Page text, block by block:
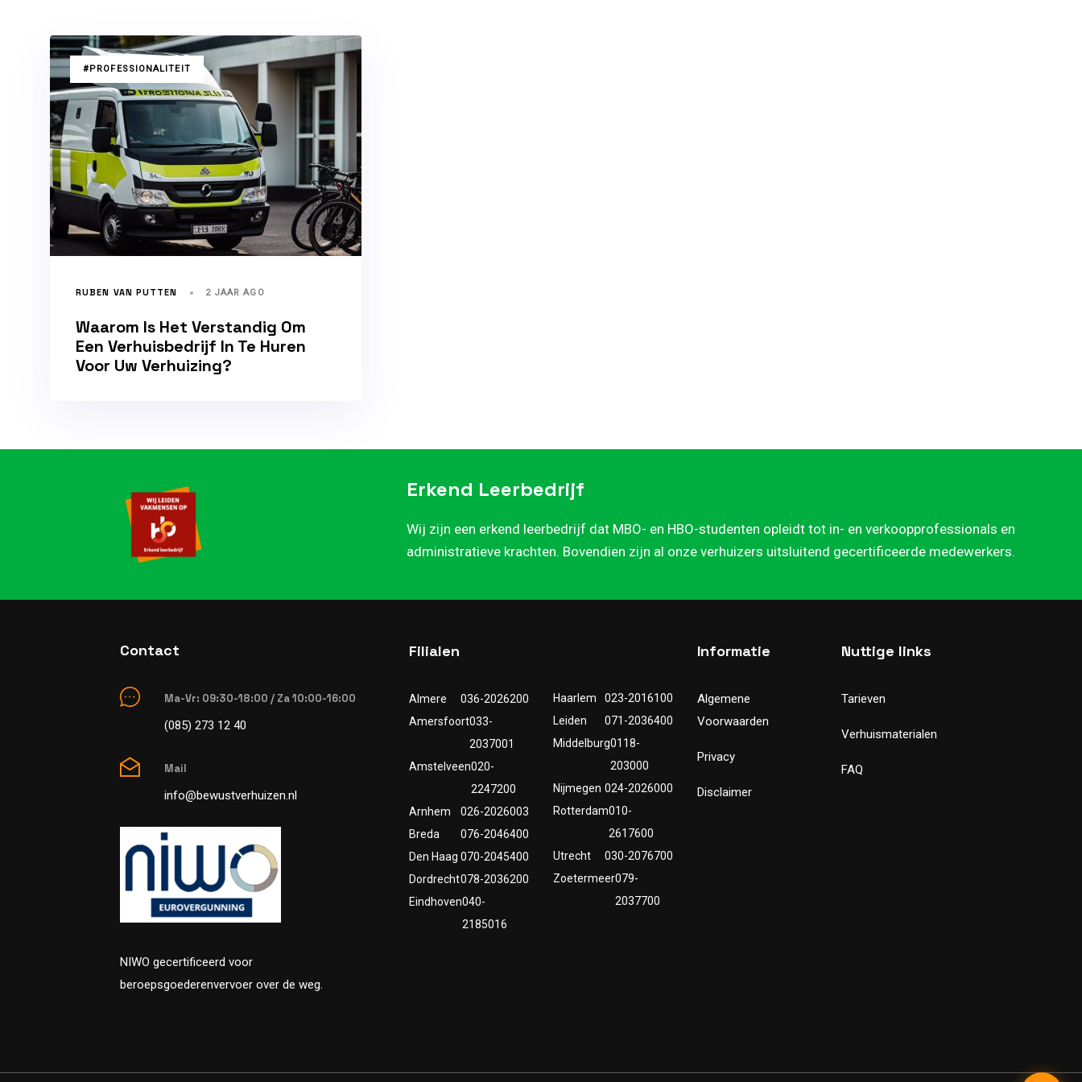
TAGS#PROFESSIONALITEIT
RUBEN VAN PUTTEN 2 JAAR AGO
Waarom Is Het Verstandig Om
Een Verhuisbedrijf In Te Huren
Voor Uw Verhuizing?
Erkend Leerbedrijf
Wij zijn een erkend leerbedrijf dat MBO- en HBO-studenten opleidt tot in- en verkoopprofessionals en
administratieve krachten. Bovendien zijn al onze verhuizers uitsluitend gecertificeerde medewerkers.
Contact
Ma-Vr: 09:30-18:00 / Za 10:00-16:00
(085) 273 12 40
Mail
info@bewustverhuizen.nl
NIWO gecertificeerd voor
beroepsgoederenvervoer over de weg.
Filialen
Almere
036-2026200
Amersfoort033-
2037001
Amstelveen020-
2247200
Arnhem
026-2026003
Breda
076-2046400
Den Haag 070-2045400
Dordrecht078-2036200
Eindhoven040-
2185016
Haarlem
023-2016100
Leiden
071-2036400
Middelburg0118-
203000
Nijmegen 024-2026000
Rotterdam010-
2617600
Utrecht
030-2076700
Zoetermeer079-
2037700
Informatie
Algemene
Voorwaarden
Privacy
Disclaimer
Nuttige links
Tarieven
Verhuismaterialen
FAQ